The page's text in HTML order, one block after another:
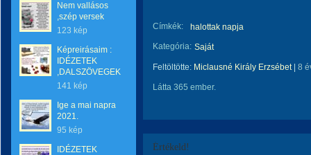
Nem vallásos
,szép versek
123 kép
Képreirásaim :
IDÉZETEK
,DALSZÖVEGEK
141 kép
Ige a mai napra
2021.
95 kép
IDÉZETEK
Címkék:
halottak napja
Kategória: Saját
Feltöltötte: Miclausné Király Erzsébet| 8
Látta 365 ember.
Értékeld!